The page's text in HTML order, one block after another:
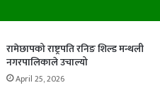
रामेछापको राष्ट्रपति रनिङ शिल्ड मन्थली
नगरपालिकाले उचाल्यो
April 25, 2026